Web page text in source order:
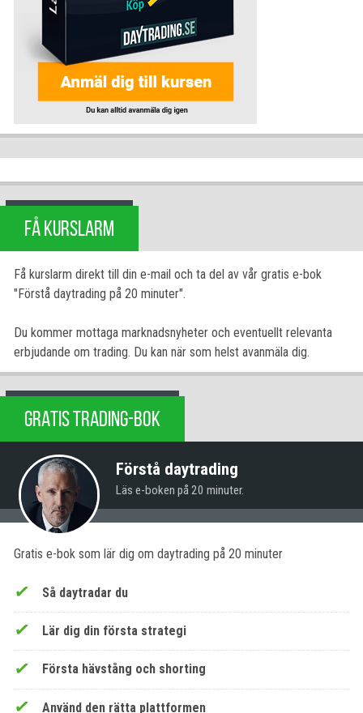
FÅ KURSLARM
Få kurslarm direkt till din e-mail och ta del av vår gratis e-bok
"Förstå daytrading på 20 minuter".
Du kommer mottaga marknadsnyheter och eventuellt relevanta
erbjudande om trading. Du kan när som helst avanmäla dig.
GRATIS TRADING-BOK
Förstå daytrading
Läs e-boken på 20 minuter.
Gratis e-bok som lär dig om daytrading på 20 minuter
Så daytradar du
Lär dig din första strategi
Första hävstång och shorting
Använd den rätta plattformen